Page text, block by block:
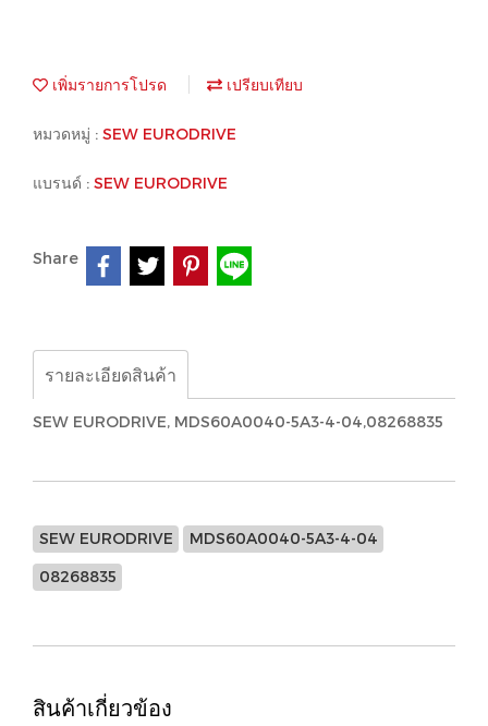
เพิ่มรายการโปรด เปรียบเทียบ
หมวดหมู่ : SEW EURODRIVE
แบรนด์ : SEW EURODRIVE
Share
รายละเอียดสินค้า
SEW EURODRIVE, MDS60A0040-5A3-4-04,08268835
SEW EURODRIVE MDS60A0040-5A3-4-04
08268835
สินค้าเกี่ยวข้อง